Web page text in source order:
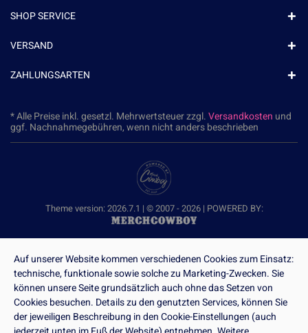
SHOP SERVICE
VERSAND
ZAHLUNGSARTEN
* Alle Preise inkl. gesetzl. Mehrwertsteuer zzgl.Versandkosten und
ggf. Nachnahmegebühren, wenn nicht anders beschrieben
Theme version: 2026.7.1 | © 2007 - 2026 | POWERED BY:
Auf unserer Website kommen verschiedenen Cookies zum Einsatz:
technische, funktionale sowie solche zu Marketing-Zwecken. Sie
können unsere Seite grundsätzlich auch ohne das Setzen von
Cookies besuchen. Details zu den genutzten Services, können Sie
der jeweiligen Beschreibung in den Cookie-Einstellungen (auch